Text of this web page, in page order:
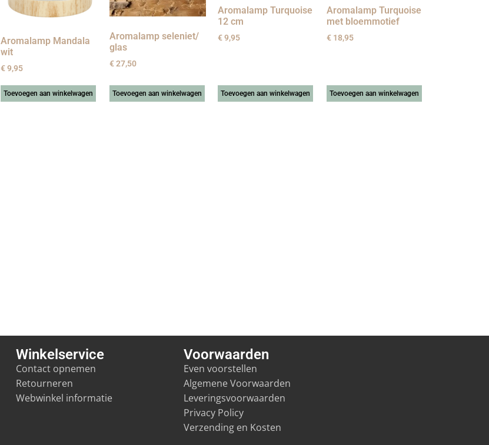
Aromalamp Mandala
wit
€9,95
Toevoegen aan winkelwagen
Aromalamp seleniet/
glas
€27,50
Toevoegen aan winkelwagen
Aromalamp Turquoise
12 cm
€9,95
Toevoegen aan winkelwagen
Aromalamp Turquoise
met bloemmotief
€ 18,95
Toevoegen aan winkelwagen
Voorwaarden
Even voorstellen
Algemene Voorwaarden
Leveringsvoorwaarden
Privacy Policy
Verzending en Kosten
Winkelservice
Contact opnemen
Retourneren
Webwinkel informatie